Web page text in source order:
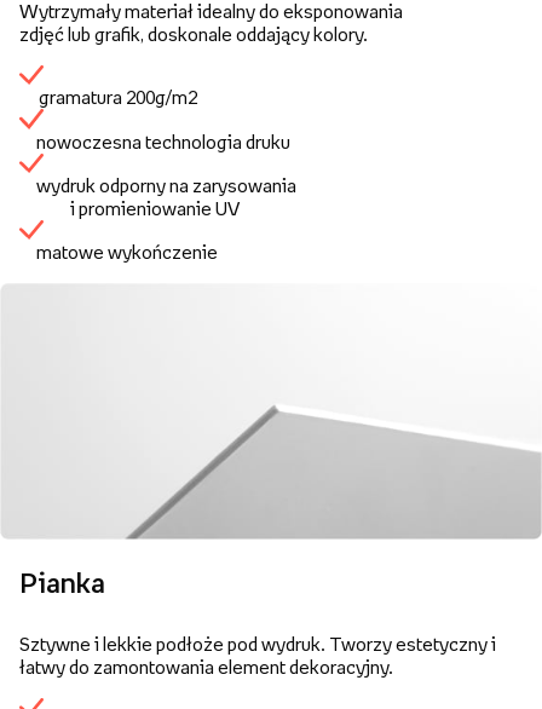
Wytrzymały materiał idealny do eksponowania
zdjęć lub grafik, doskonale oddający kolory.
gramatura 200g/m2
nowoczesna technologia druku
wydruk odporny na zarysowania
i promieniowanie UV
matowe wykończenie
Pianka
Sztywne i lekkie podłoże pod wydruk. Tworzy estetyczny i
łatwy do zamontowania element dekoracyjny.